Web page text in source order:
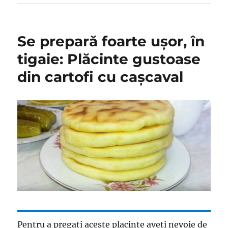
Se prepară foarte ușor, în
tigaie: Plăcinte gustoase
din cartofi cu cașcaval
Pentru a pregati aceste placinte aveti nevoie de